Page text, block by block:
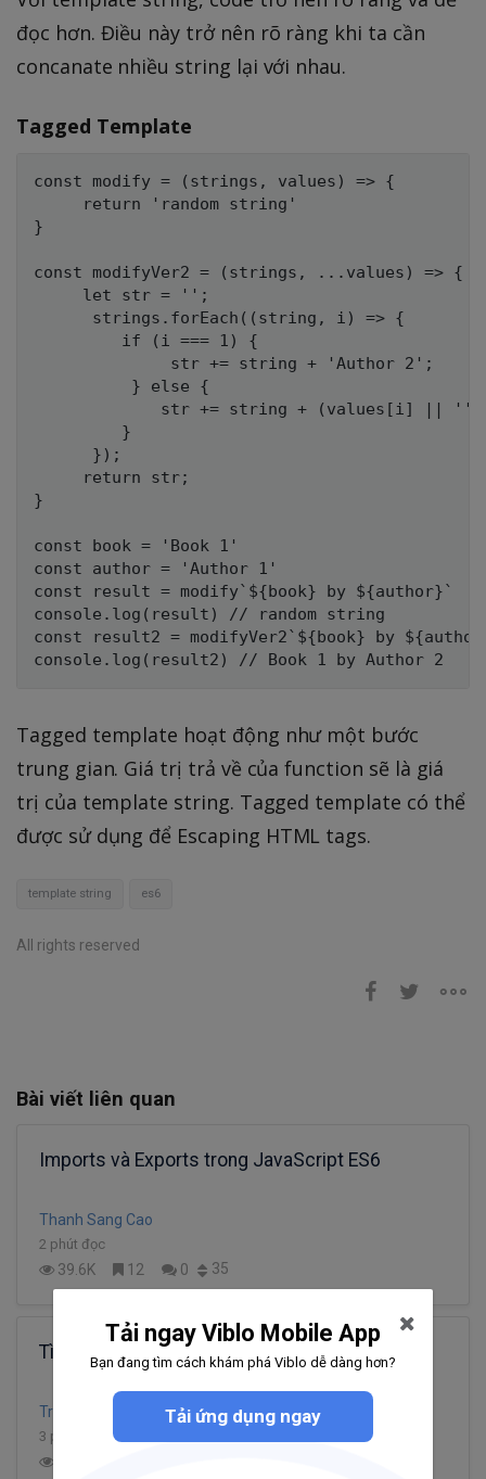
đọc hơn. Điều này trở nên rõ ràng khi ta cần
concanate nhiều string lại với nhau.
Tagged Template
const modify = (strings, values) => {
     return 'random string'
}
const modifyVer2 = (strings, ...values) => {
     let str = '';
      strings.forEach((string, i) => {
         if (i === 1) {
              str += string + 'Author 2';
          } else {
str += string + (values[i] ||
         }
      });
     return str;
}
const book = 'Book 1'
const author = 'Author 1'
const result = modify`${book} by ${author}`
console.log(result) // random string
const result2 = modifyVer2`${book} by
Tagged template hoạt động như một bước
trung gian. Giá trị trả về của function sẽ là giá
trị của template string. Tagged template có thể
được sử dụng để Escaping HTML tags.
template string es6
All rights reserved
Bài viết liên quan
Imports và Exports trong JavaScript ES6
Thanh Sang Cao
2 phút đọc
39.6K 12 0 35
Tìm Hiểu ECMAScript 6 - P6
Tran Dat
3 phút đọc
Tải ngay Viblo Mobile App
Bạn đang tìm cách khám phá Viblo dễ dàng hơn?
Tải ứng dụng ngay